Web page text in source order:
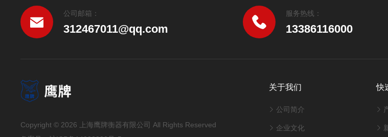
公司邮箱：
312467011@qq.com
服务热线：
13386116000
Copyright © 2026 上海鹰牌衡器有限公司 All Rights Reserved
关于我们
公司简介
企业文化
快